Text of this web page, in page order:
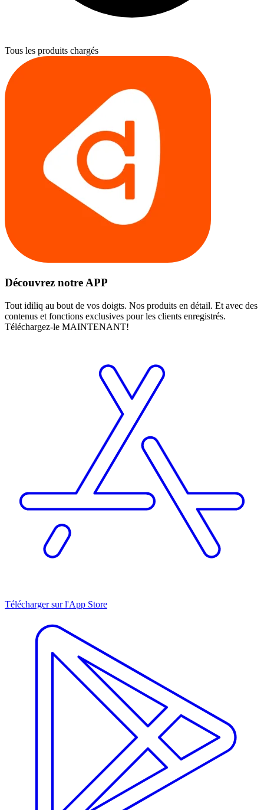
Tous les produits chargés
Découvrez notre APP
Tout idiliq au bout de vos doigts. Nos produits en détail. Et avec des
contenus et fonctions exclusives pour les clients enregistrés.
Téléchargez-le MAINTENANT!
Télécharger sur l'App Store